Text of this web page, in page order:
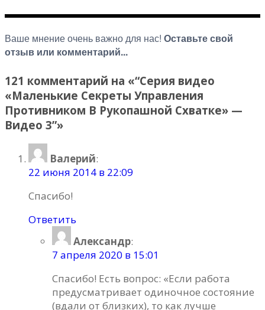
Ваше мнение очень важно для нас! Оставьте свой
отзыв или комментарий...
121 комментарий на «“Серия видео
«Маленькие Секреты Управления
Противником В Рукопашной Схватке» —
Видео 3”»
Валерий:
22 июня 2014 в 22:09
Спасибо!
Ответить
Александр:
7 апреля 2020 в 15:01
Спасибо! Есть вопрос: «Если работа
предусматривает одиночное состояние
(вдали от близких), то как лучше